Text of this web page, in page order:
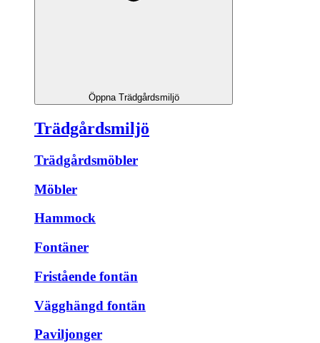
Öppna Trädgårdsmiljö
Trädgårdsmiljö
Trädgårdsmöbler
Möbler
Hammock
Fontäner
Fristående fontän
Vägghängd fontän
Paviljonger